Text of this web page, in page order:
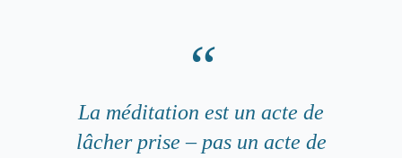
La méditation est un acte de
lâcher prise – pas un acte de